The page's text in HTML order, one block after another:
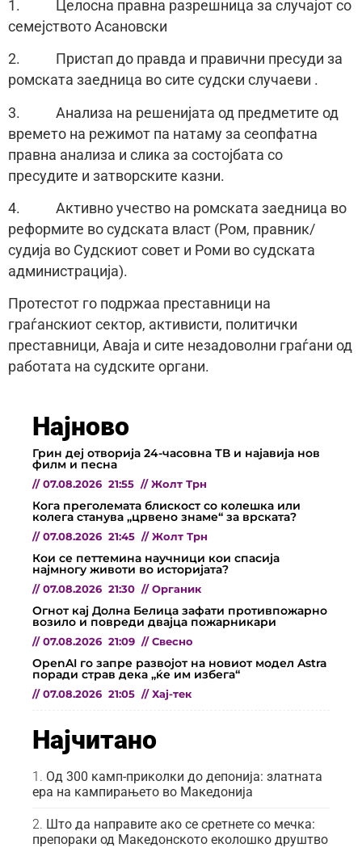
1. Целосна правна разрешница за случајот со
семејството Асановски
2. Пристап до правда и правични пресуди за
ромската заедница во сите судски случаеви .
3. Анализа на решенијата од предметите од
времето на режимот па натаму за сеопфатна
правна анализа и слика за состојбата со
пресудите и затворските казни.
4. Активно учество на ромската заедница во
реформите во судската власт (Ром, правник/
судија во Судскиот совет и Роми во судската
администрација).
Протестот го подржаа преставници на
граѓанскиот сектор, активисти, политички
преставници, Аваја и сите незадоволни граѓани од
работата на судските органи.
Најново
Грин деј отворија 24-часовна ТВ и најавија нов
филм и песна
// 07.08.2026 21:55 // Жолт Трн
Кога преголемата блискост со колешка или
колега станува „црвено знаме“ за врската?
// 07.08.2026 21:45 // Жолт Трн
Кои се петтемина научници кои спасија
најмногу животи во историјата?
// 07.08.2026 21:30 // Органик
Огнот кај Долна Белица зафати противпожарно
возило и повреди двајца пожарникари
// 07.08.2026 21:09 // Свесно
OpenAI го запре развојот на новиот модел Astra
поради страв дека „ќе им избега“
// 07.08.2026 21:05 // Хај-тек
Најчитано
Од 300 камп-приколки до депонија: златната
ера на кампирањето во Македонија
Што да направите ако се сретнете со мечка:
препораки од Македонското еколошко друштво